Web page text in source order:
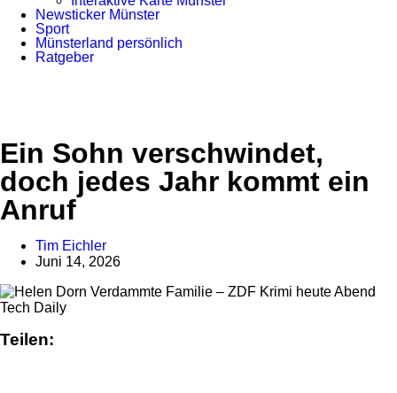
Newsticker Münster
Sport
Münsterland persönlich
Ratgeber
Ein Sohn verschwindet,
doch jedes Jahr kommt ein
Anruf
Tim Eichler
Juni 14, 2026
Tech Daily
Teilen: